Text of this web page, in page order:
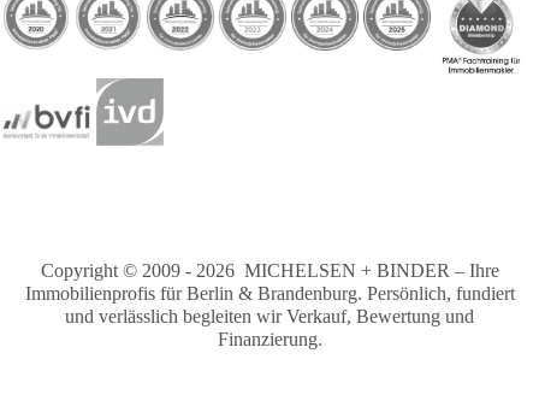
Copyright © 2009 - 2026 MICHELSEN + BINDER – Ihre
Immobilienprofis für Berlin & Brandenburg. Persönlich, fundiert
und verlässlich begleiten wir Verkauf, Bewertung und
Finanzierung.